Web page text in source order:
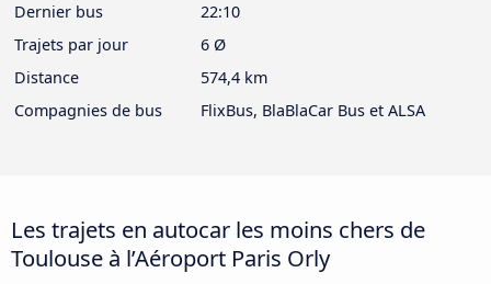
Dernier bus
22:10
Trajets par jour
6 Ø
Distance
574,4 km
Compagnies de bus
FlixBus, BlaBlaCar Bus et ALSA
Les trajets en autocar les moins chers de
Toulouse à l’Aéroport Paris Orly